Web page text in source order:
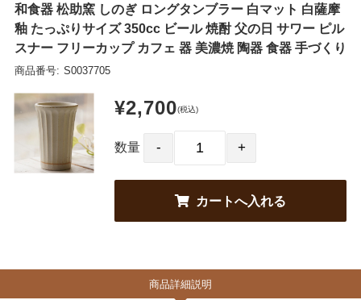
和食器 松助窯 しのぎ ロングタンブラー 白マット 白薩摩
釉 たっぷりサイズ 350cc ビール 焼酎 父の日 サワー ピル
スナー フリーカップ カフェ 器 美濃焼 陶器 食器 手づくり
商品番号: S0037705
¥2,700(税込)
数量
商品詳細説明